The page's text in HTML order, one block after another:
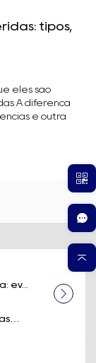
tipos,
eles são
A diferença
e outra
ev...